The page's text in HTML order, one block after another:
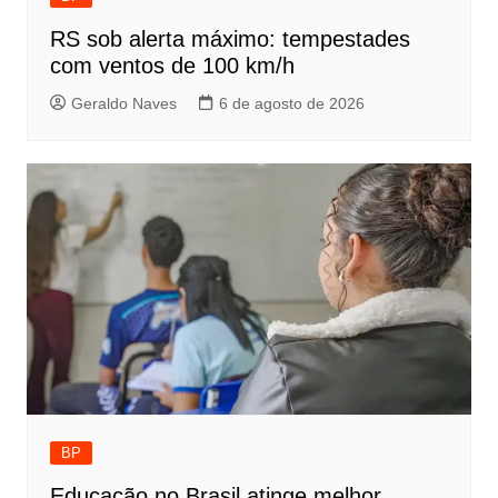
RS sob alerta máximo: tempestades
com ventos de 100 km/h
Geraldo Naves 6 de agosto de 2026
BP